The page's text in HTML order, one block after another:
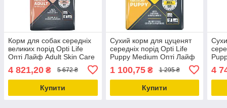
Корм для собак середніх
великих порід Opti Life
Опті Лайф Adult Skin Care
Medium&Maxi з лососем
12.5кг(311479)
4 821,20 ₴ 5 672 ₴
Купити
Сухий корм для цуценят
середніх порід Opti Life
Puppy Medium Опті Лайф
2.5кг (311530)
1 100,75₴ 1 295 ₴
Купити
4